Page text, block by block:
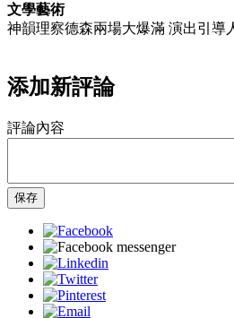
文學藝術
神韻理察德森兩場大爆滿 演出引導
添加新評論
評論內容
保存